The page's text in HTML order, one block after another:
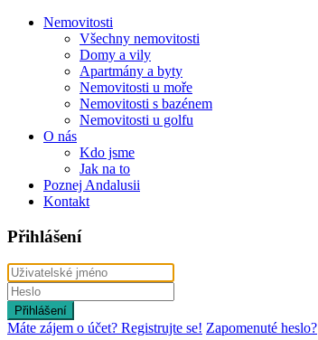
Nemovitosti
Všechny nemovitosti
Domy a vily
Apartmány a byty
Nemovitosti u moře
Nemovitosti s bazénem
Nemovitosti u golfu
O nás
Kdo jsme
Jak na to
Poznej Andalusii
Kontakt
Přihlášení
Přihlášení
Máte zájem o účet? Registrujte se! Zapomenuté heslo?